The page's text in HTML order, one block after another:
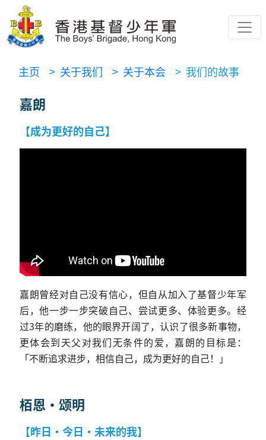
主页 > 关于我们 > 关于本会 > 我们的故事
嘉朗
【成为更好的自己】
嘉朗曾经对自己没有信心，但自从加入了基督少年军
后，他一步一步突破自己、尝试更多、体验更多。经
过3年的磨练，他的眼界开阔了，认识了很多新事物，
更体会到天父对我们无条件的爱，嘉朗的目标是：
「不断追求进步，相信自己，成为更好的自己！」
栢恩・颂明
【昨日‧今日‧未来的我】